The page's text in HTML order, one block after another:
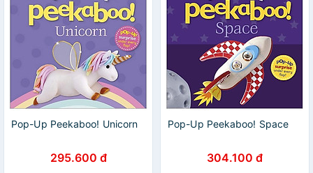
Pop-Up Peekaboo! Unicorn
295.600 đ
Pop-Up Peekaboo! Space
304.100 đ